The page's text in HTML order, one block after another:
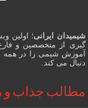
شیمیدان ایرانی؛ اولین
گیری از متخصصین و
آموزش شیمی را در همه
دنبال می کند.
مطالب جذاب و